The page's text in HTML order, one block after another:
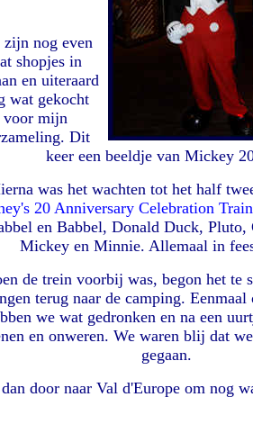
zijn nog even
shopjes in
en uiteraard
wat gekocht
voor mijn
Dit
keer een beeldje van Mickey
was het wachten tot het half
20 Anniversary Celebration Train
en Babbel, Donald Duck,
Mickey en Minnie. Allemaal in
de trein voorbij was, begon het te
terug naar de camping. Eenmaal
we wat gedronken en na een
en onweren. We waren blij dat
gegaan.
door naar Val d'Europe om nog